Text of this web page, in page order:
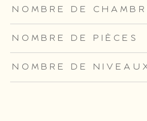
NOMBRE DE
NOMBRE DE PIÈCES
NOMBRE DE